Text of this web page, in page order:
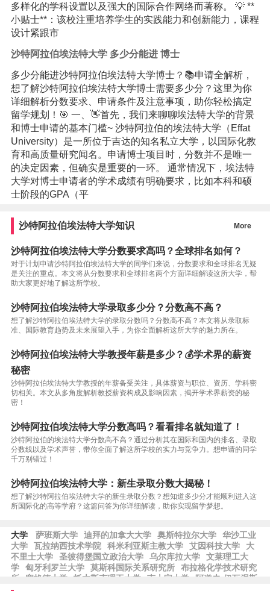
多样化的学科设置以及强大的国际合作网络而著称。 💡 **
小贴士**：该校注重培养学生的实践能力和创新能力，课程
设计紧跟市
沙特阿拉伯埃法特大学 多少分能进 博士
多少分能进沙特阿拉伯埃法特大学博士？📚申请全解析，
想了解沙特阿拉伯埃法特大学博士需要多少分？这里为你
详细解析分数要求、申请条件及注意事项，助你轻松搞定
留学规划！🎯 一、👋首先，我们来聊聊埃法特大学的背景
和博士申请的基本门槛~ 沙特阿拉伯的埃法特大学（Effat
University）是一所位于吉达的知名私立大学，以国际化教
育和高质量研究闻名。申请博士项目时，分数并不是唯一
的决定因素，但确实是重要的一环。 通常情况下，埃法特
大学对博士申请者的学术成绩有明确要求，比如本科和硕
士阶段的GPA（平
沙特阿拉伯埃法特大学知识 More
沙特阿拉伯埃法特大学分数要求高吗？全球排名如何？
对于计划申请沙特阿拉伯埃法特大学的同学们来说，分数要求和全球排名无疑
是关注的重点。本文将从分数要求和全球排名两个方面详细解读这所大学，帮
助大家更好地了解这所学校。
沙特阿拉伯埃法特大学录取多少分？分数高不高？
想了解沙特阿拉伯埃法特大学的录取分数吗？分数高不高？本文将从录取标
准、国际教育趋势及未来展望入手，为你全面解析这所大学的魅力所在。
沙特阿拉伯埃法特大学教授年薪是多少？💰学术界的薪资
秘密
沙特阿拉伯埃法特大学教授的年薪备受关注，具体薪资与职位、资历、学科密
切相关。本文从多角度解析教授薪资构成及影响因素，揭开学术界薪资的秘
密！
沙特阿拉伯埃法特大学分数高吗？看看排名就知道了！
沙特阿拉伯的埃法特大学分数高不高？通过分析其在国际和国内的排名、录取
分数线以及学术声誉，带你全面了解这所学校的实力与竞争力。想申请的同学
千万别错过！
沙特阿拉伯埃法特大学：新生录取分数大揭秘！
想了解沙特阿拉伯埃法特大学的新生录取分数？想知道多少分才能顺利进入这
所国际化的高等学府？这篇问答为你详细解读，助你实现留学梦想。
大学 萨班斯大学 迪拜的加拿大大学 奥斯特拉尔大学
华沙工业
大学
瓦拉纳西技术学院 科米利亚斯主教大学 艾因科技大学
大
不里士大学
圣彼得堡国立政治大学 乌尔库拉大学
文莱理工大
学
匈牙利罗兰大学 莫斯科国际关系研究所
布拉格化学技术研究
所
塞格德大学 托木斯克理工大学 南十字大学
阿道夫·伊瓦涅斯